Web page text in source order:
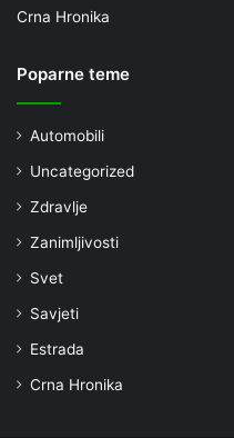
Crna Hronika
Poparne teme
Automobili
Uncategorized
Zdravlje
Zanimljivosti
Svet
Savjeti
Estrada
Crna Hronika